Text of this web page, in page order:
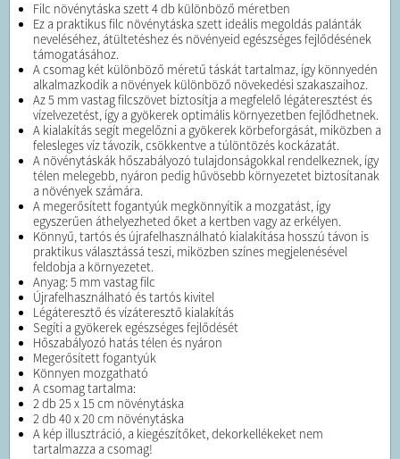
Filc növénytáska szett 4 db különböző méretben
Ez a praktikus filc növénytáska szett ideális megoldás palánták
neveléséhez, átültetéshez és növényeid egészséges fejlődésének
támogatásához.
A csomag két különböző méretű táskát tartalmaz, így könnyedén
alkalmazkodik a növények különböző növekedési szakaszaihoz.
Az 5 mm vastag filcszövet biztosítja a megfelelő légáteresztést és
vízelvezetést, így a gyökerek optimális környezetben fejlődhetnek.
A kialakítás segít megelőzni a gyökerek körbeforgását, miközben a
felesleges víz távozik, csökkentve a túlöntözés kockázatát.
A növénytáskák hőszabályozó tulajdonságokkal rendelkeznek, így
télen melegebb, nyáron pedig hűvösebb környezetet biztosítanak
a növények számára.
A megerősített fogantyúk megkönnyítik a mozgatást, így
egyszerűen áthelyezheted őket a kertben vagy az erkélyen.
Könnyű, tartós és újrafelhasználható kialakítása hosszú távon is
praktikus választássá teszi, miközben színes megjelenésével
feldobja a környezetet.
Anyag: 5 mm vastag filc
Újrafelhasználható és tartós kivitel
Légáteresztő és vízáteresztő kialakítás
Segíti a gyökerek egészséges fejlődését
Hőszabályozó hatás télen és nyáron
Megerősített fogantyúk
Könnyen mozgatható
A csomag tartalma:
2 db 25 x 15 cm növénytáska
2 db 40 x 20 cm növénytáska
A kép illusztráció, a kiegészítőket, dekorkellékeket nem
tartalmazza a csomag!